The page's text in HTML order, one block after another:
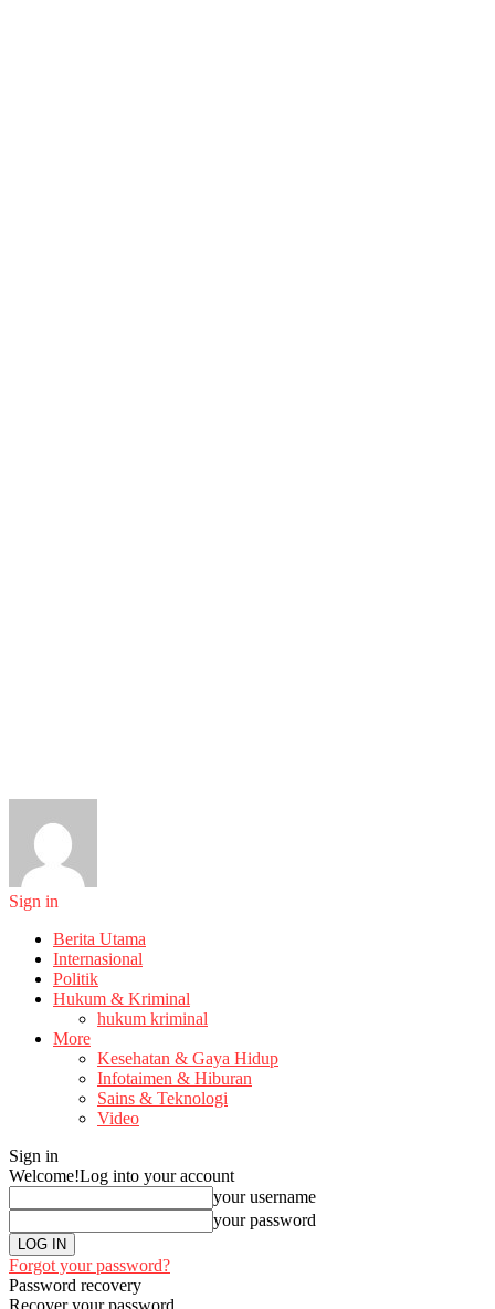
Sign in
Berita Utama
Internasional
Politik
Hukum & Kriminal
hukum kriminal
More
Kesehatan & Gaya Hidup
Infotaimen & Hiburan
Sains & Teknologi
Video
Sign in
Welcome!Log into your account
your username
your password
Forgot your password?
Password recovery
Recover your password